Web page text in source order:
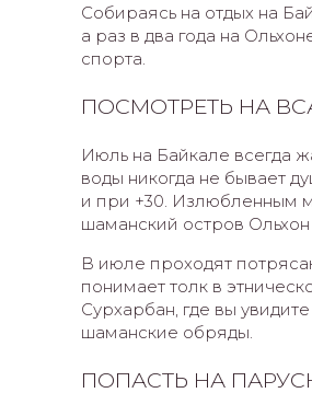
Собираясь на отдых на
а раз в два года на
спорта.
ПОСМОТРЕТЬ НА
Июль на Байкале всегда
воды никогда не бывает
и при +30. Излюбленным
шаманский остров
В июле проходят
понимает толк в
Сурхарбан, где вы
шаманские обряды.
ПОПАСТЬ НА